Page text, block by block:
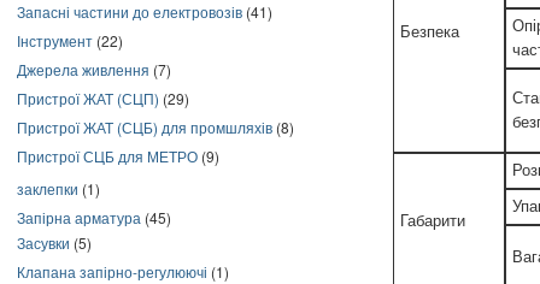
Запасні частини до електровозів (41)
Інструмент (22)
Джерела живлення (7)
Пристрої ЖАТ (СЦП) (29)
Пристрої ЖАТ (СЦБ) для промшляхів (8)
Пристрої СЦБ для МЕТРО (9)
заклепки (1)
Запірна арматура (45)
Засувки (5)
Клапана запірно-регулюючі (1)
Безпека
Габарити